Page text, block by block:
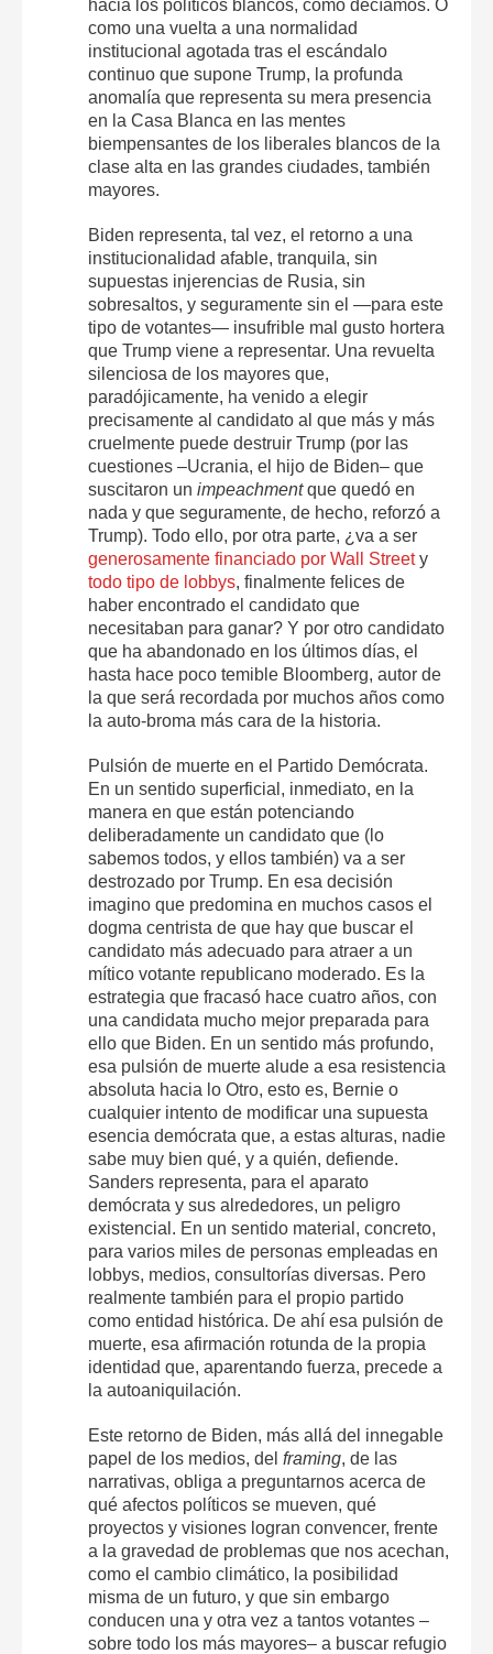
hacia los políticos blancos, como decíamos. O
como una vuelta a una normalidad
institucional agotada tras el escándalo
continuo que supone Trump, la profunda
anomalía que representa su mera presencia
en la Casa Blanca en las mentes
biempensantes de los liberales blancos de la
clase alta en las grandes ciudades, también
mayores.
Biden representa, tal vez, el retorno a una
institucionalidad afable, tranquila, sin
supuestas injerencias de Rusia, sin
sobresaltos, y seguramente sin el —para este
tipo de votantes— insufrible mal gusto hortera
que Trump viene a representar. Una revuelta
silenciosa de los mayores que,
paradójicamente, ha venido a elegir
precisamente al candidato al que más y más
cruelmente puede destruir Trump (por las
cuestiones –Ucrania, el hijo de Biden– que
suscitaron un impeachmentque quedó en
nada y que seguramente, de hecho, reforzó a
Trump). Todo ello, por otra parte, ¿va a ser
generosamente financiado por Wall Streety
todo tipo de lobbys, finalmente felices de
haber encontrado el candidato que
necesitaban para ganar? Y por otro candidato
que ha abandonado en los últimos días, el
hasta hace poco temible Bloomberg, autor de
la que será recordada por muchos años como
la auto-broma más cara de la historia.
Pulsión de muerte en el Partido Demócrata.
En un sentido superficial, inmediato, en la
manera en que están potenciando
deliberadamente un candidato que (lo
sabemos todos, y ellos también) va a ser
destrozado por Trump. En esa decisión
imagino que predomina en muchos casos el
dogma centrista de que hay que buscar el
candidato más adecuado para atraer a un
mítico votante republicano moderado. Es la
estrategia que fracasó hace cuatro años, con
una candidata mucho mejor preparada para
ello que Biden. En un sentido más profundo,
esa pulsión de muerte alude a esa resistencia
absoluta hacia lo Otro, esto es, Bernie o
cualquier intento de modificar una supuesta
esencia demócrata que, a estas alturas, nadie
sabe muy bien qué, y a quién, defiende.
Sanders representa, para el aparato
demócrata y sus alrededores, un peligro
existencial. En un sentido material, concreto,
para varios miles de personas empleadas en
lobbys, medios, consultorías diversas. Pero
realmente también para el propio partido
como entidad histórica. De ahí esa pulsión de
muerte, esa afirmación rotunda de la propia
identidad que, aparentando fuerza, precede a
la autoaniquilación.
Este retorno de Biden, más allá del innegable
papel de los medios, del framing, de las
narrativas, obliga a preguntarnos acerca de
qué afectos políticos se mueven, qué
proyectos y visiones logran convencer, frente
a la gravedad de problemas que nos acechan,
como el cambio climático, la posibilidad
misma de un futuro, y que sin embargo
conducen una y otra vez a tantos votantes –
sobre todo los más mayores– a buscar refugio